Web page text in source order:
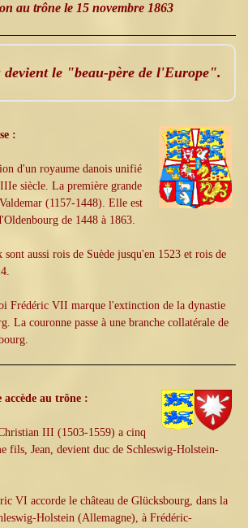
au trône le 15 novembre 1863
devient le "beau-père de l'Europe".
:
d'un royaume danois unifié
siècle. La première grande
(1157-1448). Elle est
de 1448 à 1863.
aussi rois de Suède jusqu'en 1523 et rois de
Frédéric VII marque l'extinction de la dynastie
La couronne passe à une branche collatérale de
accède au trône :
III (1503-1559) a cinq
fils, Jean, devient duc de Schleswig-Holstein-
VI accorde le château de Glücksbourg, dans la
Holstein (Allemagne), à Frédéric-